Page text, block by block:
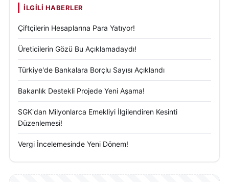
İLGILI HABERLER
Çiftçilerin Hesaplarına Para Yatıyor!
Üreticilerin Gözü Bu Açıklamadaydı!
Türkiye'de Bankalara Borçlu Sayısı Açıklandı
Bakanlık Destekli Projede Yeni Aşama!
SGK'dan Milyonlarca Emekliyi İlgilendiren Kesinti
Düzenlemesi!
Vergi İncelemesinde Yeni Dönem!